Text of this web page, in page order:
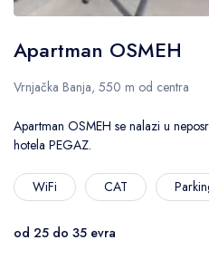
Apartman OSMEH
Vrnjačka Banja, 550 m od centra
Apartman OSMEH se nalazi u
hotela PEGAZ.
WiFi CAT
od 25 do 35 evra